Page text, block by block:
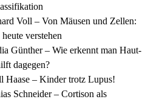
Voll – Von Mäusen und Zellen:
verstehen
Günther – Wie erkennt man Haut-
dagegen?
Haase – Kinder trotz Lupus!
Schneider – Cortison als